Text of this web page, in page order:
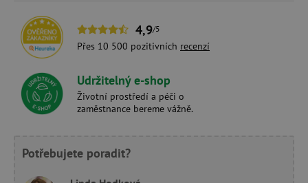
4,9/5
Přes 10 500 pozitivních recenzí
Udržitelný e-shop
Životní prostředí a péči o
zaměstnance bereme vážně.
Potřebujete poradit?